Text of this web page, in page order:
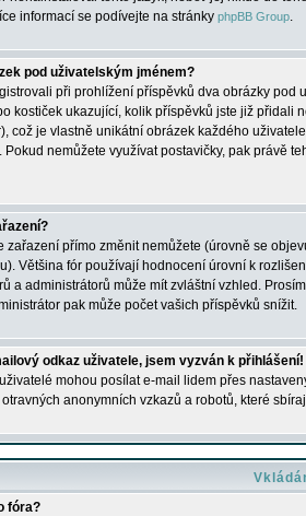
informací se podívejte na stránky phpBB Group.
pod uživatelským jménem?
při prohlížení příspěvků dva obrázky
kostiček ukazující, kolik příspěvků jste již přidali
což je vlastně unikátní obrázek každého
nemůžete využívat postavičky, pak právě
zařazení přímo změnit nemůžete (úrovně se
Většina fór používají hodnocení úrovní k
a administrátorů může mít zvláštní vzhled.
pak může počet vašich příspěvků snížit.
odkaz uživatele, jsem vyzván k přihlášení!
mohou posílat e-mail lidem přes
anonymních vzkazů a robotů, které
fóra?